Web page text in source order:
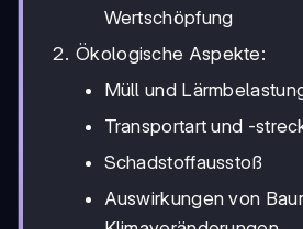
Wertschöpfung
Ökologische Aspekte:
Müll und
Transportart und -
Schadstoffausstoß
Auswirkungen von